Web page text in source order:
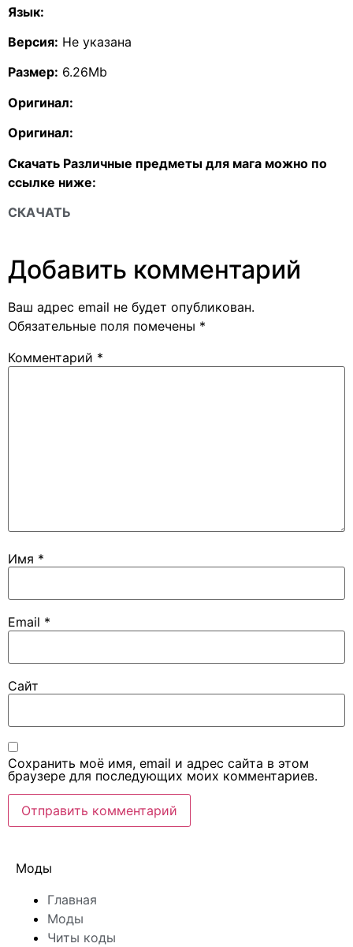
Язык:
Версия: Не указана
Размер: 6.26Mb
Оригинал:
Оригинал:
Скачать Различные предметы для мага можно по
ссылке ниже:
СКАЧАТЬ
Добавить комментарий
Ваш адрес email не будет опубликован.
Обязательные поля помечены *
Комментарий *
Имя *
Email *
Сайт
Сохранить моё имя, email и адрес сайта в этом
браузере для последующих моих комментариев.
Моды
Главная
Моды
Читы коды